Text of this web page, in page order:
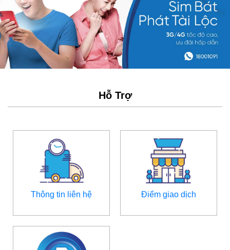
Hỗ Trợ
Thông tin liên hệ Điểm giao dịch